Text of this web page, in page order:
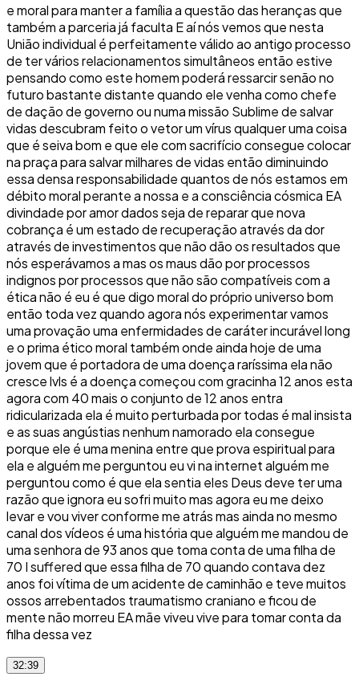
e moral para manter a família a questão das heranças que
também a parceria já faculta E aí nós vemos que nesta
União individual é perfeitamente válido ao antigo processo
de ter vários relacionamentos simultâneos então estive
pensando como este homem poderá ressarcir senão no
futuro bastante distante quando ele venha como chefe
de dação de governo ou numa missão Sublime de salvar
vidas descubram feito o vetor um vírus qualquer uma coisa
que é seiva bom e que ele com sacrifício consegue colocar
na praça para salvar milhares de vidas então diminuindo
essa densa responsabilidade quantos de nós estamos em
débito moral perante a nossa e a consciência cósmica EA
divindade por amor dados seja de reparar que nova
cobrança é um estado de recuperação através da dor
através de investimentos que não dão os resultados que
nós esperávamos a mas os maus dão por processos
indignos por processos que não são compatíveis com a
ética não é eu é que digo moral do próprio universo bom
então toda vez quando agora nós experimentar vamos
uma provação uma enfermidades de caráter incurável long
e o prima ético moral também onde ainda hoje de uma
jovem que é portadora de uma doença raríssima ela não
cresce lvls é a doença começou com gracinha 12 anos esta
agora com 40 mais o conjunto de 12 anos entra
ridicularizada ela é muito perturbada por todas é mal insista
e as suas angústias nenhum namorado ela consegue
porque ele é uma menina entre que prova espiritual para
ela e alguém me perguntou eu vi na internet alguém me
perguntou como é que ela sentia eles Deus deve ter uma
razão que ignora eu sofri muito mas agora eu me deixo
levar e vou viver conforme me atrás mas ainda no mesmo
canal dos vídeos é uma história que alguém me mandou de
uma senhora de 93 anos que toma conta de uma filha de
70 I suffered que essa filha de 70 quando contava dez
anos foi vítima de um acidente de caminhão e teve muitos
ossos arrebentados traumatismo craniano e ficou de
mente não morreu EA mãe viveu vive para tomar conta da
filha dessa vez
32:39